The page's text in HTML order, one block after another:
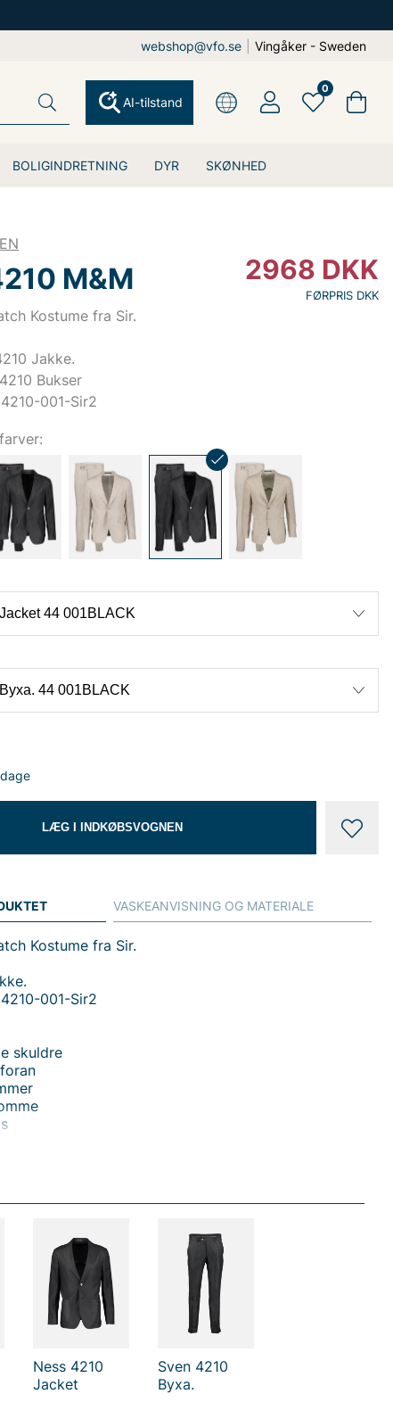
webshop@vfo.se Vingåker - Sweden
BOLIGINDRETNING DYR SKØNHED
AI-tilstand
0
M&M
Kostume fra Sir.
Jakke.
Bukser
001-Sir2
2968 DKK
FØRPRIS DKK
LÆG I INDKØBSVOGNEN
Kostume fra Sir.
001-Sir2
skuldre
SIR2.V2
med knap bagpå
gylf
herre
i vores webshop. Besøg os også i vores butik i
VASKEANVISNING OG MATERIALE
Ness 4210
Jacket
Sven 4210
Byxa.